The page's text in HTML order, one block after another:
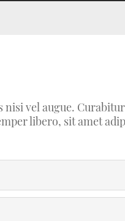
nisi vel augue.
libero, sit amet